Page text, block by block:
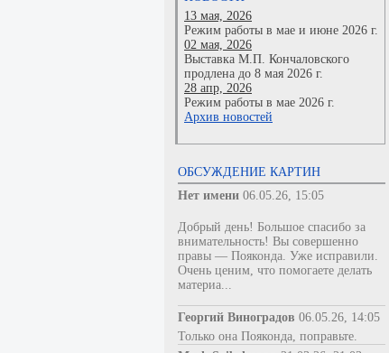
13 мая, 2026
Режим работы в мае и июне 2026 г.
02 мая, 2026
Выставка М.П. Кончаловского
продлена до 8 мая 2026 г.
28 апр, 2026
Режим работы в мае 2026 г.
Архив новостей
ОБСУЖДЕНИЕ КАРТИН
Нет имени 06.05.26, 15:05
Добрый день! Большое спасибо за
внимательность! Вы совершенно
правы — Пояконда. Уже исправили.
Очень ценим, что помогаете делать
материа...
Георгий Виноградов 06.05.26, 14:05
Только она Пояконда, поправьте.